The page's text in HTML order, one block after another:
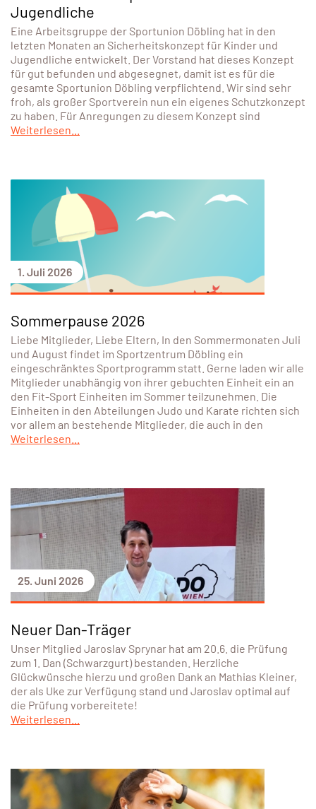
Jugendliche
Eine Arbeitsgruppe der Sportunion Döbling hat in den
letzten Monaten an Sicherheitskonzept für Kinder und
Jugendliche entwickelt. Der Vorstand hat dieses Konzept
für gut befunden und abgesegnet, damit ist es für die
gesamte Sportunion Döbling verpflichtend. Wir sind sehr
froh, als großer Sportverein nun ein eigenes Schutzkonzept
zu haben. Für Anregungen zu diesem Konzept sind
Weiterlesen...
1. Juli 2026
Sommerpause 2026
Liebe Mitglieder, Liebe Eltern, In den Sommermonaten Juli
und August findet im Sportzentrum Döbling ein
eingeschränktes Sportprogramm statt. Gerne laden wir alle
Mitglieder unabhängig von ihrer gebuchten Einheit ein an
den Fit-Sport Einheiten im Sommer teilzunehmen. Die
Einheiten in den Abteilungen Judo und Karate richten sich
vor allem an bestehende Mitglieder, die auch in den
Weiterlesen...
25. Juni 2026
Neuer Dan-Träger
Unser Mitglied Jaroslav Sprynar hat am 20.6. die Prüfung
zum 1. Dan (Schwarzgurt) bestanden. Herzliche
Glückwünsche hierzu und großen Dank an Mathias Kleiner,
der als Uke zur Verfügung stand und Jaroslav optimal auf
die Prüfung vorbereitete!
Weiterlesen...